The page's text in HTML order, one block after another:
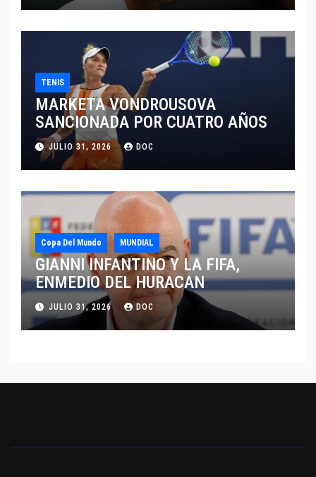
TENIS
MARKETA VONDROUSOVA
SANCIONADA POR CUATRO AÑOS
JULIO 31, 2026 DOC
Copa Del Mundo MUNDIAL
GIANNI INFANTINO Y LA FIFA,
ENMEDIO DEL HURACAN
JULIO 31, 2026 DOC